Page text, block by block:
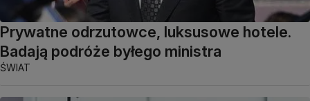
Prywatne odrzutowce, luksusowe hotele.
Badają podróże byłego ministra
ŚWIAT